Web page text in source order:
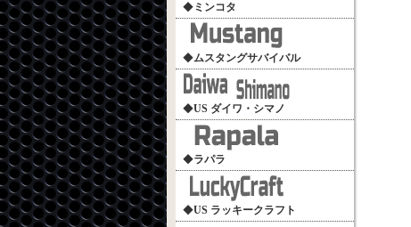
◆ ミンコタ
◆ムスタングサバイバル
◆US ダイワ・シマノ
◆ラパラ
◆US ラッキークラフト